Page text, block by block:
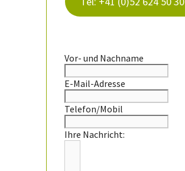
Vor- und Nachname
E-Mail-Adresse
Telefon/Mobil
Ihre Nachricht: